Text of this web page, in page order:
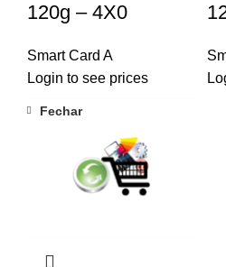
120g – 4X0
Smart Card A
Login to see prices
Fechar